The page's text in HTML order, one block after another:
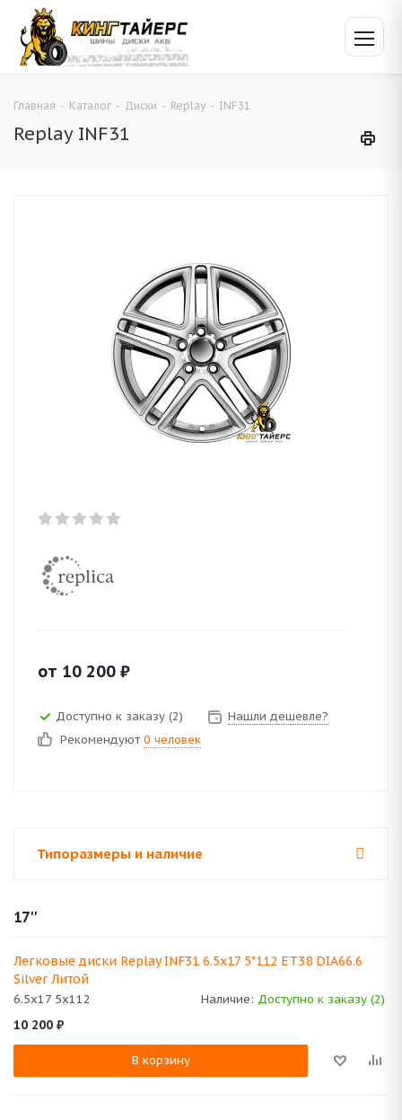
Главная - Каталог - Диски - Replay - INF31
Replay INF31
от 10 200 ₽
Доступно к заказу (2)
Нашли дешевле?
Рекомендуют 0 человек
Типоразмеры и наличие
17''
Легковые диски Replay INF31 6.5x17 5*112 ET38 DIA66.6
Silver Литой
6.5x17 5x112 Наличие: Доступно к заказу (2)
10 200 ₽
В корзину